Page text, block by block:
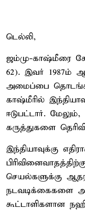
டெல்லி,
ஜம்மு-காஷ்மீரை
62). இவர் 1987ம்
அமைப்பை
காஷ்மீரில்
ஈடுபட்டார்.
கருத்துகளை
இந்தியாவுக்கு
செயல்களுக்கு
நடவடிக்கைகளை
கூட்டாளிகளான